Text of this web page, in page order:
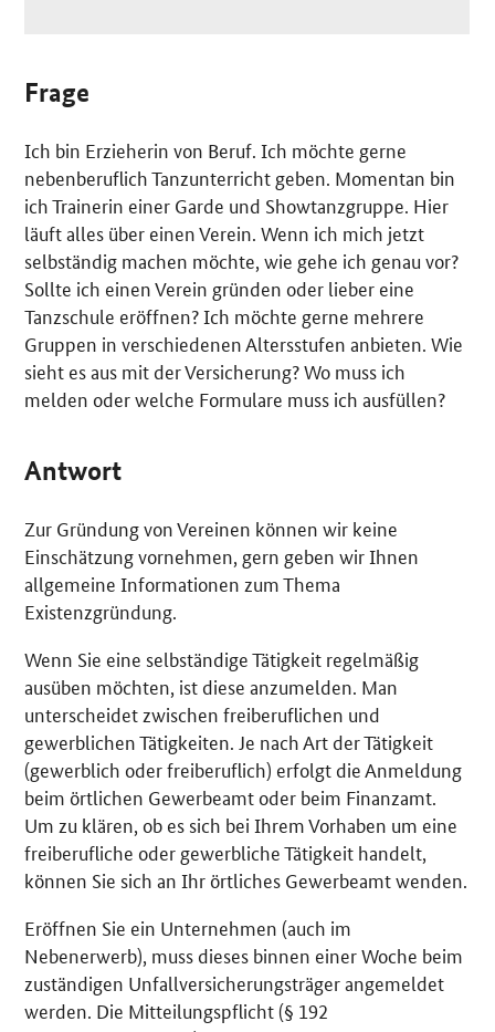
Frage
Ich bin Erzieherin von Beruf. Ich möchte gerne
nebenberuflich Tanzunterricht geben. Momentan bin
ich Trainerin einer Garde und Showtanzgruppe. Hier
läuft alles über einen Verein. Wenn ich mich jetzt
selbständig machen möchte, wie gehe ich genau vor?
Sollte ich einen Verein gründen oder lieber eine
Tanzschule eröffnen? Ich möchte gerne mehrere
Gruppen in verschiedenen Altersstufen anbieten. Wie
sieht es aus mit der Versicherung? Wo muss ich
melden oder welche Formulare muss ich ausfüllen?
Antwort
Zur Gründung von Vereinen können wir keine
Einschätzung vornehmen, gern geben wir Ihnen
allgemeine Informationen zum Thema
Existenzgründung.
Wenn Sie eine selbständige Tätigkeit regelmäßig
ausüben möchten, ist diese anzumelden. Man
unterscheidet zwischen freiberuflichen und
gewerblichen Tätigkeiten. Je nach Art der Tätigkeit
(gewerblich oder freiberuflich) erfolgt die Anmeldung
beim örtlichen Gewerbeamt oder beim Finanzamt.
Um zu klären, ob es sich bei Ihrem Vorhaben um eine
freiberufliche oder gewerbliche Tätigkeit handelt,
können Sie sich an Ihr örtliches Gewerbeamt wenden.
Eröffnen Sie ein Unternehmen (auch im
Nebenerwerb), muss dieses binnen einer Woche beim
zuständigen Unfallversicherungsträger angemeldet
werden. Die Mitteilungspflicht (§ 192